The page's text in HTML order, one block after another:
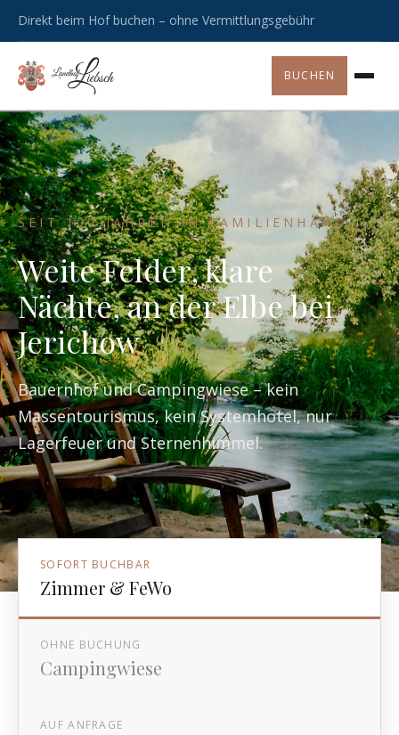
Direkt beim Hof buchen – ohne Vermittlungsgebühr
BUCHEN
SEIT 100 JAHREN IN FAMILIENHAND
Weite Felder, klare
Nächte, an der Elbe bei
Jerichow
Bauernhof und Campingwiese – kein
Massentourismus, kein Systemhotel, nur
Lagerfeuer und Sternenhimmel.
SOFORT BUCHBAR
Zimmer & FeWo
OHNE BUCHUNG
Campingwiese
AUF ANFRAGE